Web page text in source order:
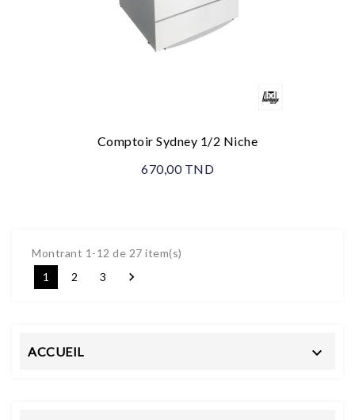
Comptoir Sydney 1/2 Niche
670,00 TND
Montrant 1-12 de 27 item(s)
1
2 3 
ACCUEIL 